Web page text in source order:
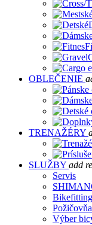
OBLEČENIE
TRENAŽÉRY
SLUŽBY add
Servis
Bikefitting
Výber